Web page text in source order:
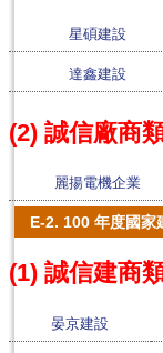
星碩建設
達鑫建設
(2) 誠信廠商
麗揚電機企業
E-2. 100 年度國家
(1) 誠信建商
晏京建設